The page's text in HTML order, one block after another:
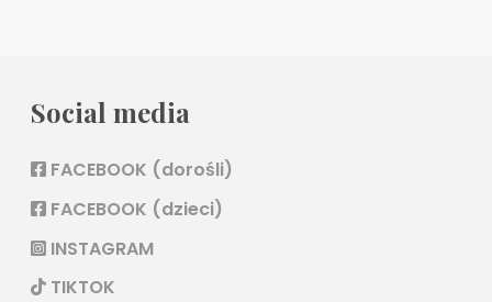
Social media
FACEBOOK (dorośli)
FACEBOOK (dzieci)
INSTAGRAM
TIKTOK